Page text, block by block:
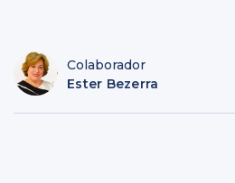
Colaborador
Ester Bezerra